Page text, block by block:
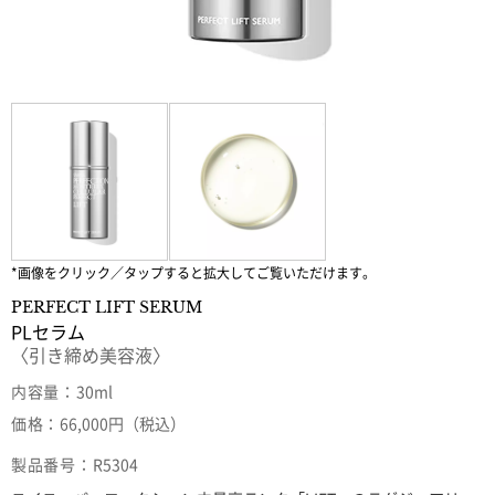
*画像をクリック／タップすると拡大してご覧いただけます。
PERFECT LIFT SERUM
PLセラム
〈引き締め美容液〉
内容量： 30ml
価格：66,000円（税込）
製品番号： R5304